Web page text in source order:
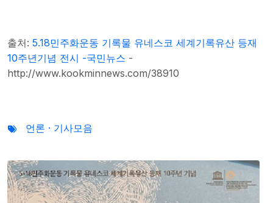
출처: 5.18민주화운동 기록물 유네스코 세계기록유산 등재
10주년기념 전시 -국민뉴스 -
http://www.kookminnews.com/38910
언론 · 기사모음